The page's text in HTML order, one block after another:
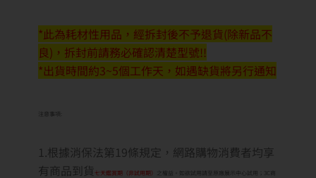
*此為耗材性用品，經拆封後不予退貨(除新品不
良)，拆封前請務必確認清楚型號!!
*出貨時間約3~5個工作天，如遇缺貨將另行通知
注意事項:
1.根據消保法第19條規定，網路購物消費者均享
有商品到貨 七天鑑賞期（非試用期） 之權益。如欲試用請至原廠展示中心試用；3C商